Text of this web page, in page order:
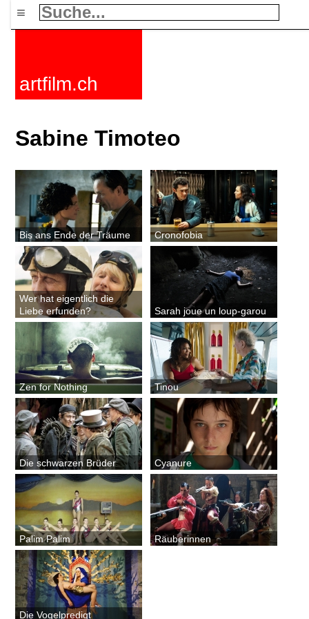
≡
artfilm.ch
Sabine Timoteo
Bis ans Ende der Träume Cronofobia
Wer hat eigentlich die
Liebe erfunden?
Sarah joue un loup-garou
Zen for Nothing Tinou
Die schwarzen Brüder Cyanure
Palim Palim Räuberinnen
Die Vogelpredigt